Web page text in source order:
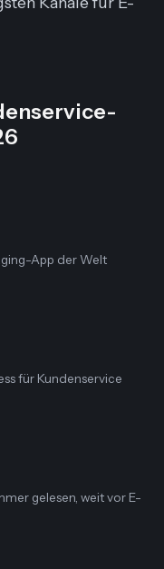
App der Welt
für Kundenservice
gelesen, weit vor E-